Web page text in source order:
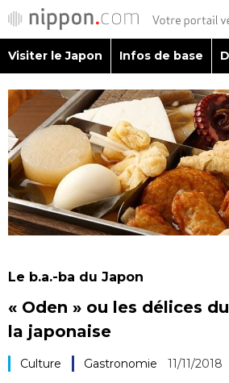
Visiter le Japon
Infos de base
Économie
Visiter le Japon Infos de base
Le b.a.-ba du Japon
« Oden » ou les délices
la japonaise
Culture Gastronomie 11/11/2018